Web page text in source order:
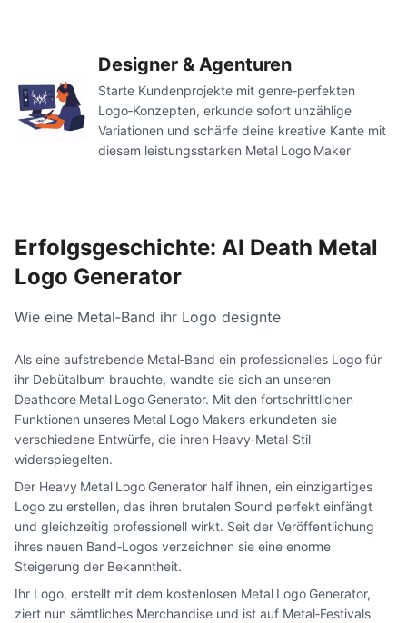
Designer & Agenturen
Starte Kundenprojekte mit genre‑perfekten
Logo‑Konzepten, erkunde sofort unzählige
Variationen und schärfe deine kreative Kante mit
diesem leistungsstarken Metal Logo Maker
Erfolgsgeschichte: AI Death Metal
Logo Generator
Wie eine Metal‑Band ihr Logo designte
Als eine aufstrebende Metal‑Band ein professionelles Logo für
ihr Debütalbum brauchte, wandte sie sich an unseren
Deathcore Metal Logo Generator. Mit den fortschrittlichen
Funktionen unseres Metal Logo Makers erkundeten sie
verschiedene Entwürfe, die ihren Heavy‑Metal‑Stil
widerspiegelten.
Der Heavy Metal Logo Generator half ihnen, ein einzigartiges
Logo zu erstellen, das ihren brutalen Sound perfekt einfängt
und gleichzeitig professionell wirkt. Seit der Veröffentlichung
ihres neuen Band‑Logos verzeichnen sie eine enorme
Steigerung der Bekanntheit.
Ihr Logo, erstellt mit dem kostenlosen Metal Logo Generator,
ziert nun sämtliches Merchandise und ist auf Metal‑Festivals